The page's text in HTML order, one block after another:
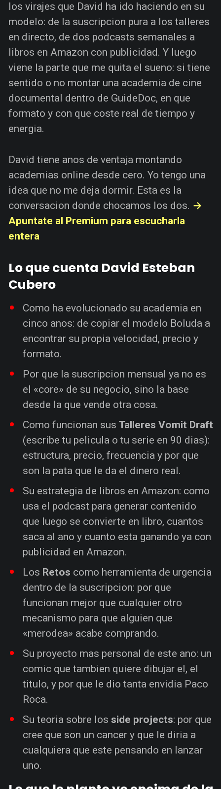
los virajes que David ha ido haciendo en su
modelo: de la suscripcion pura a los talleres
en directo, de dos podcasts semanales a
libros en Amazon con publicidad. Y luego
viene la parte que me quita el sueno: si tiene
sentido o no montar una academia de cine
documental dentro de GuideDoc, en que
formato y con que coste real de tiempo y
energia.
David tiene anos de ventaja montando
academias online desde cero. Yo tengo una
idea que no me deja dormir. Esta es la
conversacion donde chocamos los dos. →
Apuntate al Premium para escucharla
entera
Lo que cuenta David Esteban
Cubero
Como ha evolucionado su academia en
cinco anos: de copiar el modelo Boluda a
encontrar su propia velocidad, precio y
formato.
Por que la suscripcion mensual ya no es
el «core» de su negocio, sino la base
desde la que vende otra cosa.
Como funcionan sus Talleres Vomit Draft
(escribe tu pelicula o tu serie en 90 dias):
estructura, precio, frecuencia y por que
son la pata que le da el dinero real.
Su estrategia de libros en Amazon: como
usa el podcast para generar contenido
que luego se convierte en libro, cuantos
saca al ano y cuanto esta ganando ya con
publicidad en Amazon.
Los Retos como herramienta de urgencia
dentro de la suscripcion: por que
funcionan mejor que cualquier otro
mecanismo para que alguien que
«merodea» acabe comprando.
Su proyecto mas personal de este ano: un
comic que tambien quiere dibujar el, el
titulo, y por que le dio tanta envidia Paco
Roca.
Su teoria sobre los side projects: por que
cree que son un cancer y que le diria a
cualquiera que este pensando en lanzar
uno.